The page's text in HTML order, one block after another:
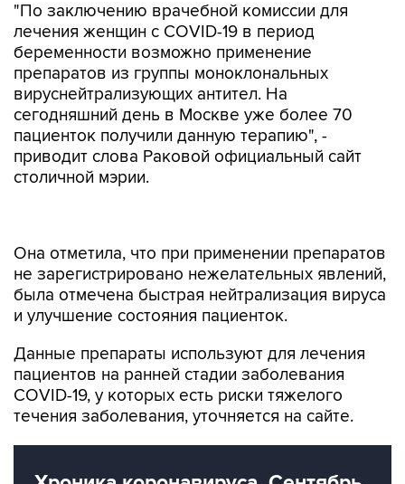
"По заключению врачебной комиссии для
лечения женщин с COVID-19 в период
беременности возможно применение
препаратов из группы моноклональных
вируснейтрализующих антител. На
сегодняшний день в Москве уже более 70
пациенток получили данную терапию", -
приводит слова Раковой официальный сайт
столичной мэрии.
была отмечена быстрая нейтрализация вируса
и улучшение состояния пациенток.
Данные препараты используют для лечения
COVID-19, у которых есть риски тяжелого
течения заболевания, уточняется на сайте.
Хроника коронавируса. Сентябрь.